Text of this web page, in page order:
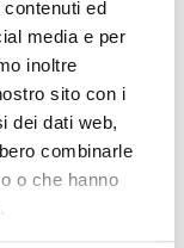
ed
media e per
inoltre
sito con i
dei dati web,
combinarle
o che hanno
I.1.b.1.1.
le
lombarde
avanzati.La